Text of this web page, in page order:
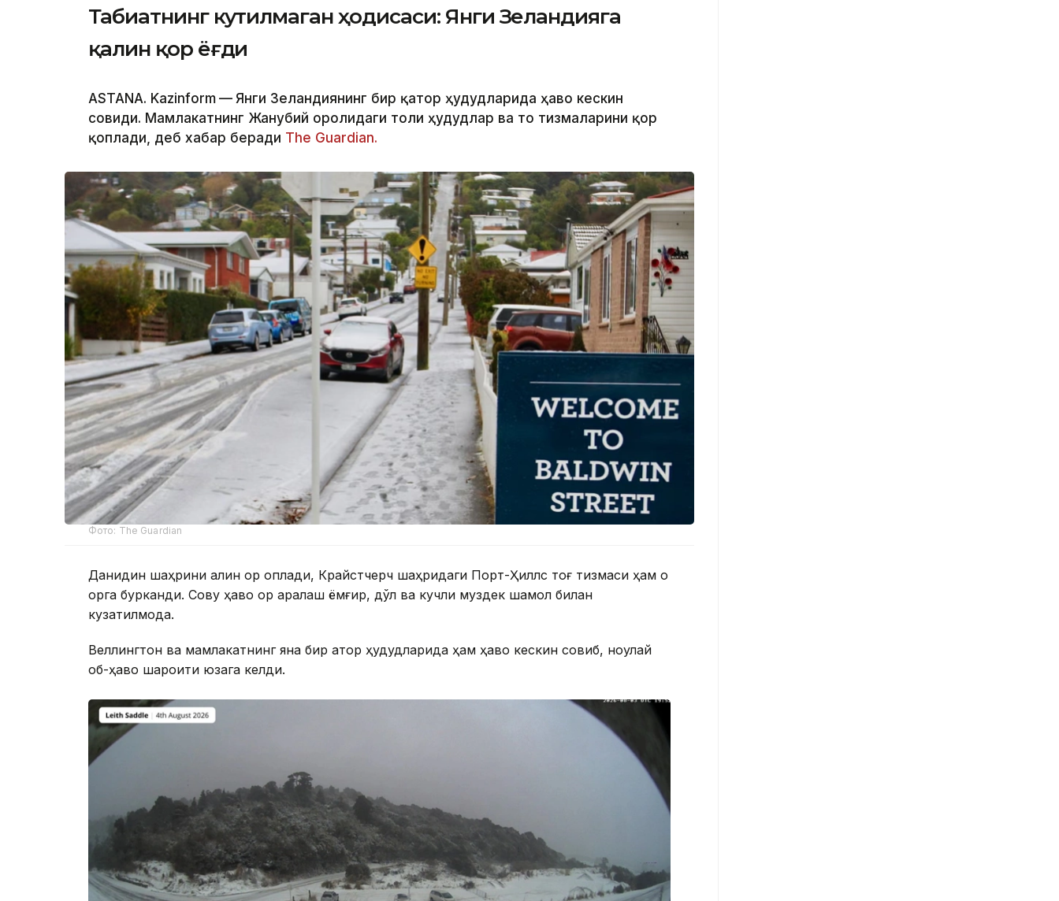
Табиатнинг кутилмаган ҳодисаси: Янги Зеландияга
қалин қор ёғди
ASTANA. Kazinform — Янги Зеландиянинг бир қатор ҳудудларида ҳаво кескин
совиди. Мамлакатнинг Жанубий оролидаги тоғли ҳудудлар ва тоғ тизмаларини қор
қоплади, деб хабар беради The Guardian.
Фото: The Guardian
Данидин шаҳрини қалин қор қоплади, Крайстчерч шаҳридаги Порт-Ҳиллс тоғ тизмаси ҳам оқ
қорга бурканди. Совуқ ҳаво қор аралаш ёмғир, дўл ва кучли муздек шамол билан
кузатилмоқда.
Веллингтон ва мамлакатнинг яна бир қатор ҳудудларида ҳам ҳаво кескин совиб, ноқулай
об-ҳаво шароити юзага келди.